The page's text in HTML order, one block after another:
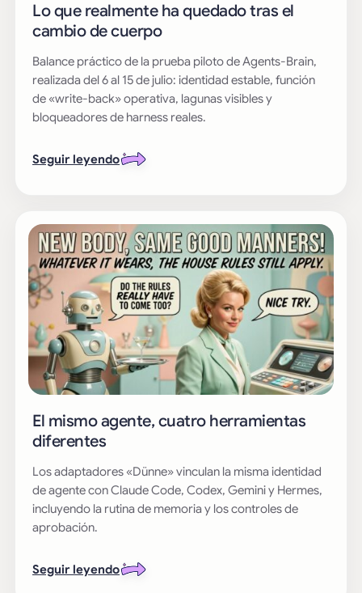
Lo que realmente ha quedado tras el
cambio de cuerpo
Balance práctico de la prueba piloto de Agents-Brain,
realizada del 6 al 15 de julio: identidad estable, función
de «write-back» operativa, lagunas visibles y
bloqueadores de harness reales.
Seguir leyendo
El mismo agente, cuatro herramientas
diferentes
Los adaptadores «Dünne» vinculan la misma identidad
de agente con Claude Code, Codex, Gemini y Hermes,
incluyendo la rutina de memoria y los controles de
aprobación.
Seguir leyendo